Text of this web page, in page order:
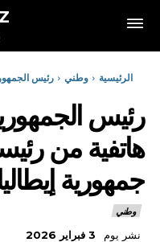
الرئيسية وطني
رئيس
رئيس
هاتفية من
جمهورية
وطني
نشر يوم 3 فبراير 2026